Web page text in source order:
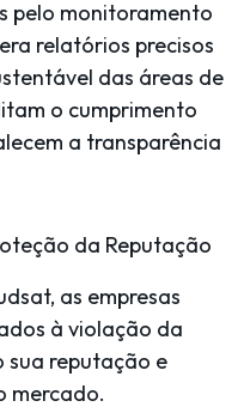
pelo monitoramento
relatórios precisos
das áreas de
o cumprimento
a transparência
da Reputação
as empresas
à violação da
sua reputação e
mercado.